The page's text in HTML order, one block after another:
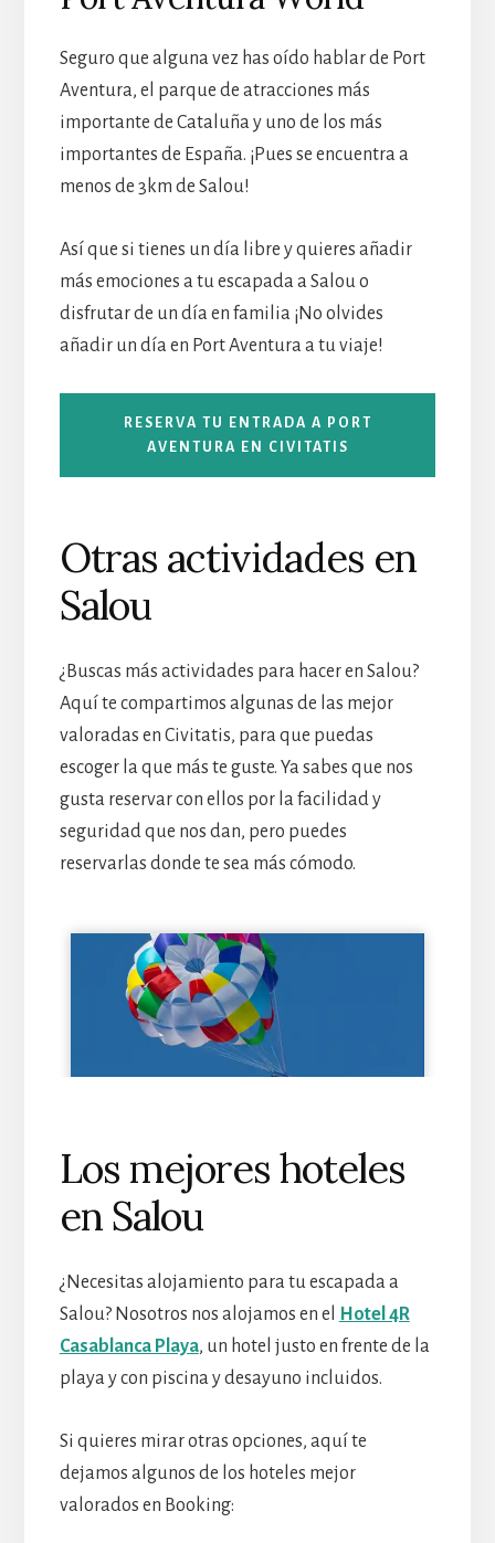
Seguro que alguna vez has oído hablar de Port
Aventura, el parque de atracciones más
importante de Cataluña y uno de los más
importantes de España. ¡Pues se encuentra a
menos de 3km de Salou!
Así que si tienes un día libre y quieres añadir
más emociones a tu escapada a Salou o
disfrutar de un día en familia ¡No olvides
añadir un día en Port Aventura a tu viaje!
RESERVA TU ENTRADA A PORT
AVENTURA EN CIVITATIS
Otras actividades en
Salou
¿Buscas más actividades para hacer en Salou?
Aquí te compartimos algunas de las mejor
valoradas en Civitatis, para que puedas
escoger la que más te guste. Ya sabes que nos
gusta reservar con ellos por la facilidad y
seguridad que nos dan, pero puedes
reservarlas donde te sea más cómodo.
Los mejores hoteles
en Salou
¿Necesitas alojamiento para tu escapada a
Salou? Nosotros nos alojamos en el
Hotel 4R
Casablanca Playa, un hotel justo en frente de la
playa y con piscina y desayuno incluidos.
Si quieres mirar otras opciones, aquí te
dejamos algunos de los hoteles mejor
valorados en Booking: